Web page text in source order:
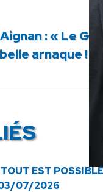
: « Le
arnaque ! »
EST POSSIBLE
07/2026